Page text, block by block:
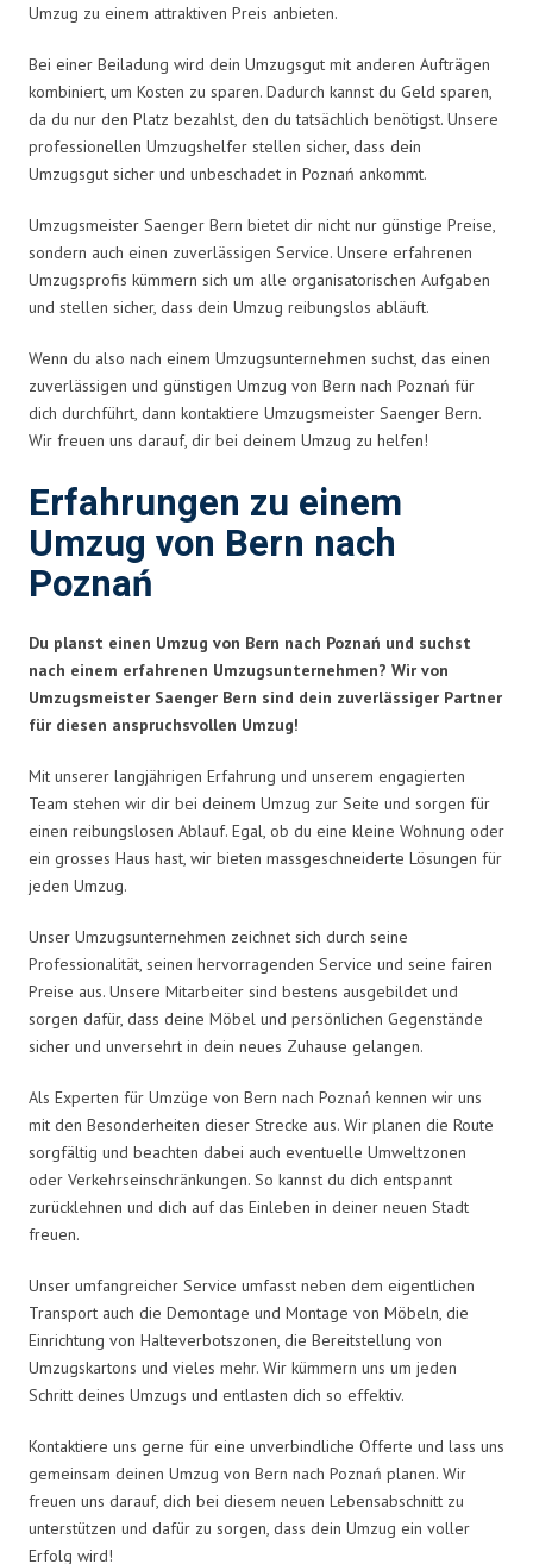
Umzug zu einem attraktiven Preis anbieten.
Bei einer Beiladung wird dein Umzugsgut mit anderen Aufträgen
kombiniert, um Kosten zu sparen. Dadurch kannst du Geld sparen,
da du nur den Platz bezahlst, den du tatsächlich benötigst. Unsere
professionellen Umzugshelfer stellen sicher, dass dein
Umzugsgut sicher und unbeschadet in Poznań ankommt.
Umzugsmeister Saenger Bern bietet dir nicht nur günstige Preise,
sondern auch einen zuverlässigen Service. Unsere erfahrenen
Umzugsprofis kümmern sich um alle organisatorischen Aufgaben
und stellen sicher, dass dein Umzug reibungslos abläuft.
Wenn du also nach einem Umzugsunternehmen suchst, das einen
zuverlässigen und günstigen Umzug von Bern nach Poznań für
dich durchführt, dann kontaktiere Umzugsmeister Saenger Bern.
Wir freuen uns darauf, dir bei deinem Umzug zu helfen!
Erfahrungen zu einem
Umzug von Bern nach
Poznań
Du planst einen Umzug von Bern nach Poznań und suchst
nach einem erfahrenen Umzugsunternehmen? Wir von
Umzugsmeister Saenger Bern sind dein zuverlässiger Partner
für diesen anspruchsvollen Umzug!
Mit unserer langjährigen Erfahrung und unserem engagierten
Team stehen wir dir bei deinem Umzug zur Seite und sorgen für
einen reibungslosen Ablauf. Egal, ob du eine kleine Wohnung oder
ein grosses Haus hast, wir bieten massgeschneiderte Lösungen für
jeden Umzug.
Unser Umzugsunternehmen zeichnet sich durch seine
Professionalität, seinen hervorragenden Service und seine fairen
Preise aus. Unsere Mitarbeiter sind bestens ausgebildet und
sorgen dafür, dass deine Möbel und persönlichen Gegenstände
sicher und unversehrt in dein neues Zuhause gelangen.
Als Experten für Umzüge von Bern nach Poznań kennen wir uns
mit den Besonderheiten dieser Strecke aus. Wir planen die Route
sorgfältig und beachten dabei auch eventuelle Umweltzonen
oder Verkehrseinschränkungen. So kannst du dich entspannt
zurücklehnen und dich auf das Einleben in deiner neuen Stadt
freuen.
Unser umfangreicher Service umfasst neben dem eigentlichen
Transport auch die Demontage und Montage von Möbeln, die
Einrichtung von Halteverbotszonen, die Bereitstellung von
Umzugskartons und vieles mehr. Wir kümmern uns um jeden
Schritt deines Umzugs und entlasten dich so effektiv.
Kontaktiere uns gerne für eine unverbindliche Offerte und lass uns
gemeinsam deinen Umzug von Bern nach Poznań planen. Wir
freuen uns darauf, dich bei diesem neuen Lebensabschnitt zu
unterstützen und dafür zu sorgen, dass dein Umzug ein voller
Erfolg wird!